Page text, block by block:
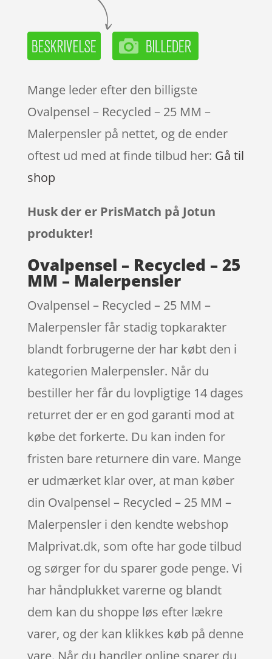
Mange leder efter den billigste
Ovalpensel – Recycled – 25 MM –
Malerpensler på nettet, og de ender
oftest ud med at finde tilbud her: Gå til
shop
Husk der er PrisMatch på Jotun
produkter!
Ovalpensel – Recycled – 25
MM – Malerpensler
Ovalpensel – Recycled – 25 MM –
Malerpensler får stadig topkarakter
blandt forbrugerne der har købt den i
kategorien Malerpensler. Når du
bestiller her får du lovpligtige 14 dages
returret der er en god garanti mod at
købe det forkerte. Du kan inden for
fristen bare returnere din vare. Mange
er udmærket klar over, at man køber
din Ovalpensel – Recycled – 25 MM –
Malerpensler i den kendte webshop
Malprivat.dk, som ofte har gode tilbud
og sørger for du sparer gode penge. Vi
har håndplukket varerne og blandt
dem kan du shoppe løs efter lækre
varer, og der kan klikkes køb på denne